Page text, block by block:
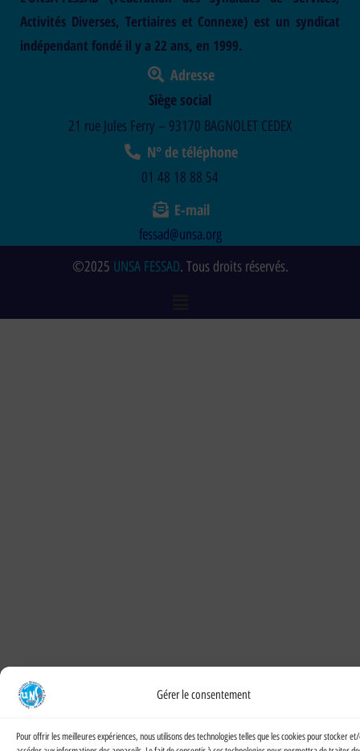
Gérer le consentement
Pour offrir les meilleures expériences, nous utilisons des technologies telles que les cookies pour stocker
Activités Diverses, Tertiaires et Connexe) est un syndicat
indépendant fondé il y a 22 ans, en 1999.
Adresse
Siège social
21 rue Jules Ferry – 93170 BAGNOLET CEDEX
N° de téléphone
01 48 18 88 54
E-mail
fessad@unsa.org
©2025 UNSA FESSAD. Tous droits réservés.